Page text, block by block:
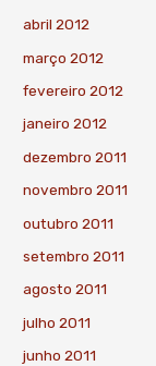
abril 2012
março 2012
fevereiro 2012
janeiro 2012
dezembro 2011
novembro 2011
outubro 2011
setembro 2011
agosto 2011
julho 2011
junho 2011